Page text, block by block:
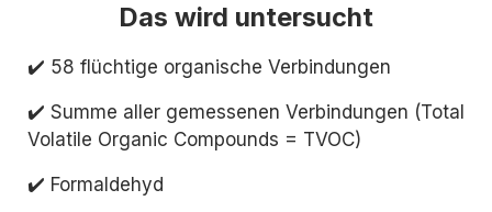
Das wird untersucht
✔️ 58 flüchtige organische Verbindungen
✔️ Summe aller gemessenen Verbindungen (Total
Volatile Organic Compounds = TVOC)
✔️ Formaldehyd